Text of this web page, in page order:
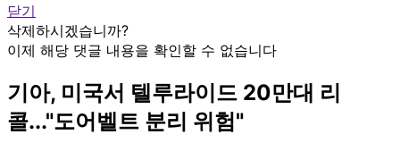
닫기
삭제하시겠습니까?
이제 해당 댓글 내용을 확인할 수 없습니다
기아, 미국서 텔루라이드 20만대 리
콜..."도어벨트 분리 위험"